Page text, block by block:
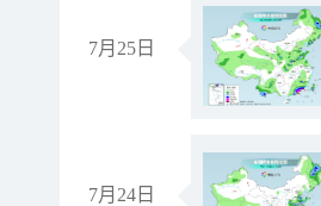
7月25日
7月24日